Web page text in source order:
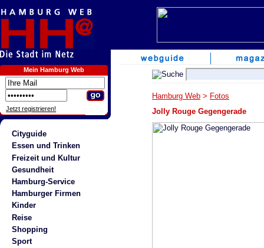
Mein Hamburg Web
Jetzt registrieren!
Cityguide
Essen und Trinken
Freizeit und Kultur
Gesundheit
Hamburg-Service
Hamburger Firmen
Kinder
Reise
Shopping
Sport
Hamburg Web > Fotos
Jolly Rouge Gegengerade